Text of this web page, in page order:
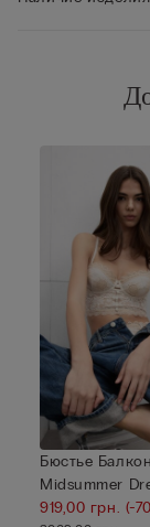
Бюстье
Midsummer
919,00 грн. (-